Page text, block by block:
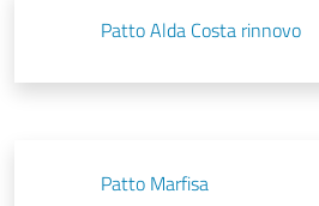
Patto Alda Costa rinnovo
Patto Marfisa